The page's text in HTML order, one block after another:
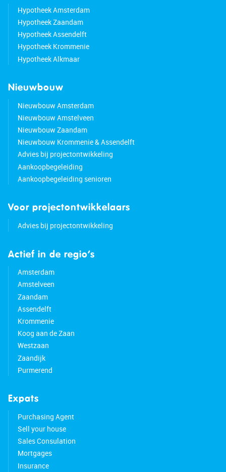
Hypotheek Amsterdam
Hypotheek Zaandam
Hypotheek Assendelft
Hypotheek Krommenie
Hypotheek Alkmaar
Nieuwbouw
Nieuwbouw Amsterdam
Nieuwbouw Amstelveen
Nieuwbouw Zaandam
Nieuwbouw Krommenie & Assendelft
Advies bij projectontwikkeling
Aankoopbegeleiding
Aankoopbegeleiding senioren
Voor projectontwikkelaars
Advies bij projectontwikkeling
Actief in de regio’s
Amsterdam
Amstelveen
Zaandam
Assendelft
Krommenie
Koog aan de Zaan
Westzaan
Zaandijk
Purmerend
Expats
Purchasing Agent
Sell your house
Sales Consulation
Mortgages
Insurance